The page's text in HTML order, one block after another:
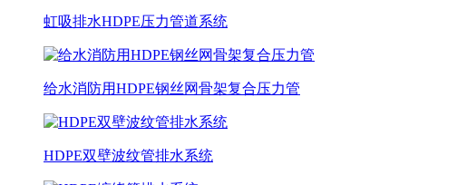
虹吸排水HDPE压力管道系统
给水消防用HDPE钢丝网骨架复合压力管
HDPE双壁波纹管排水系统